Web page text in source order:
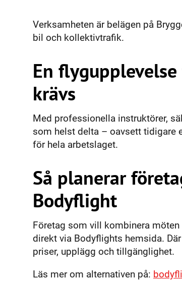
Verksamheten är belägen på
bil och kollektivtrafik.
En
krävs
Med professionella instruktörer,
som helst delta – oavsett tidigare
för hela arbetslaget.
Så planerar
Bodyflight
Företag som vill kombinera
direkt via Bodyflights hemsida.
priser, upplägg och tillgänglighet.
Läs mer om alternativen på: